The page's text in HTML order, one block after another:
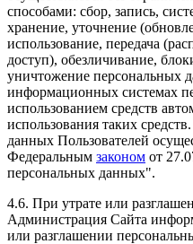
способами: сбор, запись,
хранение, уточнение
использование, передача
доступ), обезличивание,
уничтожение персональных
информационных системах
использованием средств
использования таких
данных Пользователей
Федеральным законом от
персональных данных".
4.6. При утрате или
Администрация Сайта
или разглашении